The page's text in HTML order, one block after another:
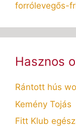
forrólevegős-
Hasznos
Rántott hús
Kemény Tojás
Fitt Klub